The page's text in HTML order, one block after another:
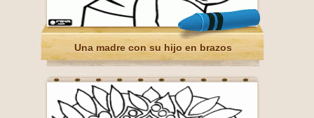
Una madre con su hijo en brazos